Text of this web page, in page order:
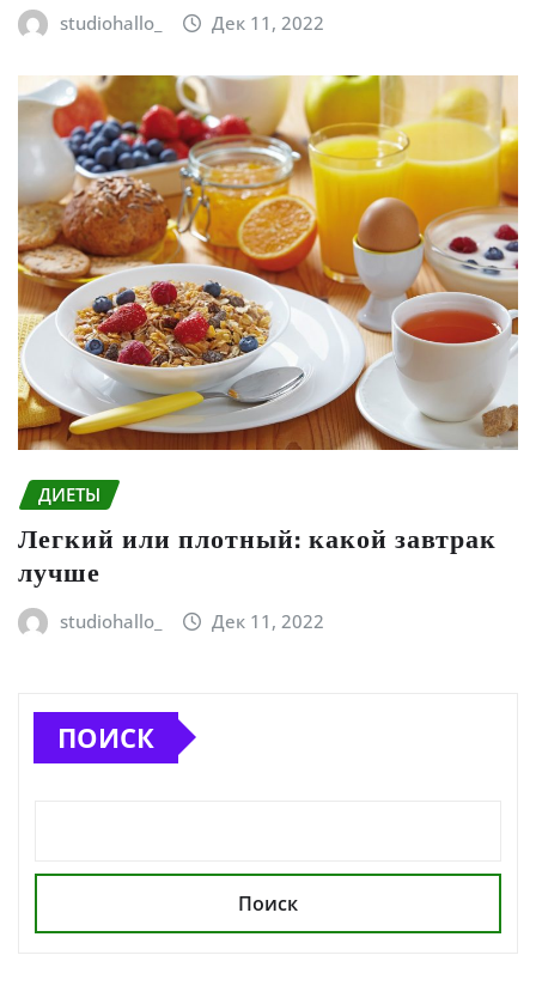
studiohallo_ Дек 11, 2022
ДИЕТЫ
Легкий или плотный: какой завтрак
лучше
studiohallo_ Дек 11, 2022
ПОИСК
Поиск